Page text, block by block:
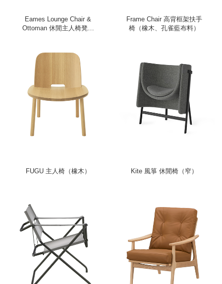
Eames Lounge Chair &
Ottoman 休閒主人椅凳組
Frame Chair 高背框架扶手
椅（橡木、孔雀藍布料）
FUGU 主人椅（橡木） Kite 風箏 休閒椅（窄）